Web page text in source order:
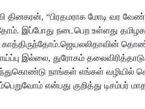
தினகரன், “பிரதமராக மோடி வர
இப்போது நடைபெற உள்ளது
காத்திருந்தோம்.ஜெயலலிதாவின்
இல்லை, துரோகம்
நாங்கள் எங்கள் வழியில்
என்பது குறித்து டிசம்பர்